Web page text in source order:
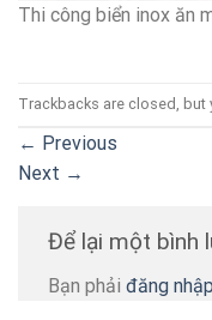
Thi công biển inox ăn
Trackbacks are closed, but
← Previous
Next →
Để lại một bình
Bạn phải đăng nhập